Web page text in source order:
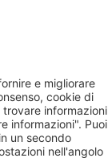
Informazioni
Soc.
|